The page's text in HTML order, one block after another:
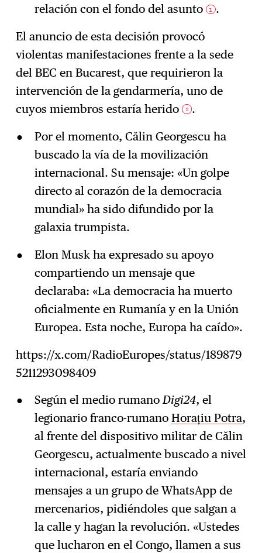
relación con el fondo del asunto
1 .
El anuncio de esta decisión provocó
violentas manifestaciones frente a la sede
del BEC en Bucarest, que requirieron la
intervención de la gendarmería, uno de
cuyos miembros estaría herido 2 .
Por el momento, Călin Georgescu ha
buscado la vía de la movilización
internacional. Su mensaje: «Un golpe
directo al corazón de la democracia
mundial» ha sido difundido por la
galaxia trumpista.
Elon Musk ha expresado su apoyo
compartiendo un mensaje que
declaraba: «La democracia ha muerto
oficialmente en Rumanía y en la Unión
Europea. Esta noche, Europa ha caído».
https://x.com/RadioEuropes/status/189879
5211293098409
Según el medio rumanoDigi24, el
legionario franco-rumano Horațiu Potra,
al frente del dispositivo militar de Călin
Georgescu, actualmente buscado a nivel
internacional, estaría enviando
mensajes a un grupo de WhatsApp de
mercenarios, pidiéndoles que salgan a
la calle y hagan la revolución. «Ustedes
que lucharon en el Congo, llamen a sus